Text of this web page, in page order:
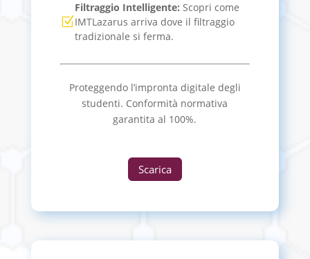
Z
Filtraggio Intelligente: Scopri come
IMTLazarus arriva dove il filtraggio
tradizionale si ferma.
Proteggendo l’impronta digitale degli
studenti. Conformità normativa
garantita al 100%.
Scarica